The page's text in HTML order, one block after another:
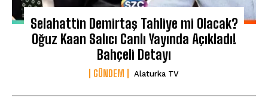
Selahattin Demirtaş Tahliye mi Olacak?
Oğuz Kaan Salıcı Canlı Yayında Açıkladı!
Bahçeli Detayı
GÜNDEM Alaturka TV